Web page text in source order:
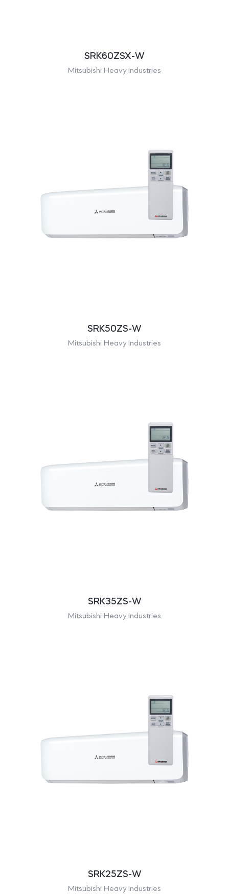
SRK60ZSX-W
Mitsubishi Heavy Industries
SRK50ZS-W
Mitsubishi Heavy Industries
SRK35ZS-W
Mitsubishi Heavy Industries
SRK25ZS-W
Mitsubishi Heavy Industries